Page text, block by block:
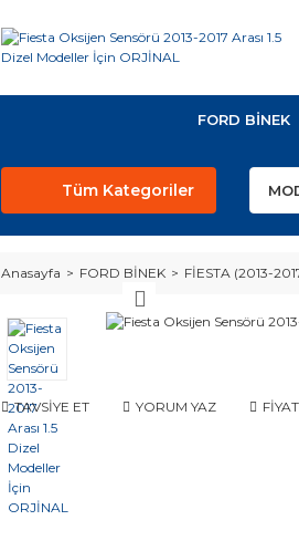
FORD BİNEK
Tüm Kategoriler
Anasayfa FORD BİNEK FİESTA (2013-
TAVSİYE ET YORUM YAZ